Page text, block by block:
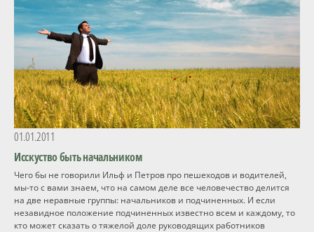
01.01.2011
Исскуство быть начальником
Чего бы не говорили Ильф и Петров про пешеходов и водителей,
мы-то с вами знаем, что на самом деле все человечество делится
на две неравные группы: начальников и подчиненных. И если
незавидное положение подчиненных известно всем и каждому, то
кто может сказать о тяжелой доле руководящих работников